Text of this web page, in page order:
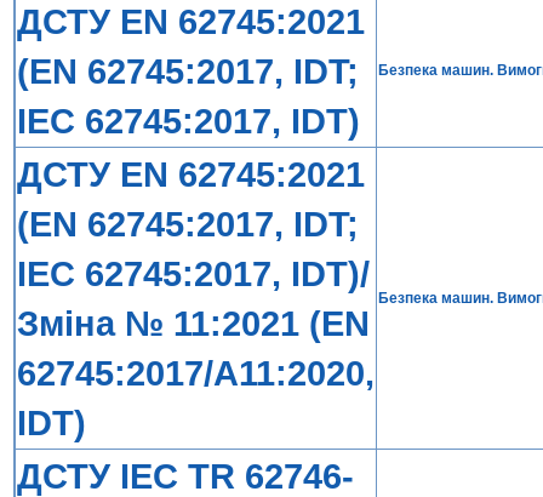
ДСТУ EN 62745:2021
(EN 62745:2017, IDT;
IEC 62745:2017, IDT)
Безпека машин.
ДСТУ EN 62745:2021
(EN 62745:2017, IDT;
IEC 62745:2017, IDT)/
Зміна № 11:2021 (EN
62745:2017/A11:2020,
IDT)
Безпека машин.
ДСТУ IEC TR 62746-